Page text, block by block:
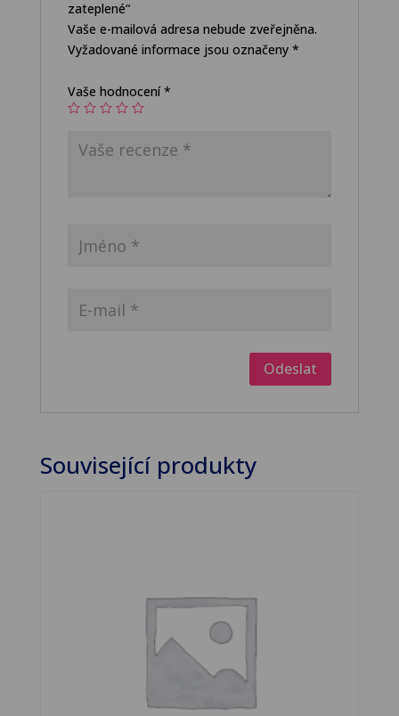
zateplené“
Vaše e-mailová adresa nebude zveřejněna.
Vyžadované informace jsou označeny *
Vaše hodnocení*
Související produkty